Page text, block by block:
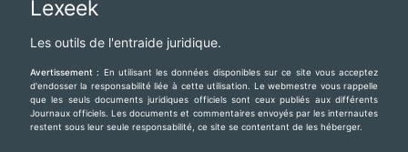
Lexeek
Les outils de l'entraide juridique.
Avertissement : En utilisant les données disponibles sur ce site vous acceptez
d'endosser la responsabilité liée à cette utilisation. Le webmestre vous rappelle
que les seuls documents juridiques officiels sont ceux publiés aux différents
Journaux officiels. Les documents et commentaires envoyés par les internautes
restent sous leur seule responsabilité, ce site se contentant de les héberger.